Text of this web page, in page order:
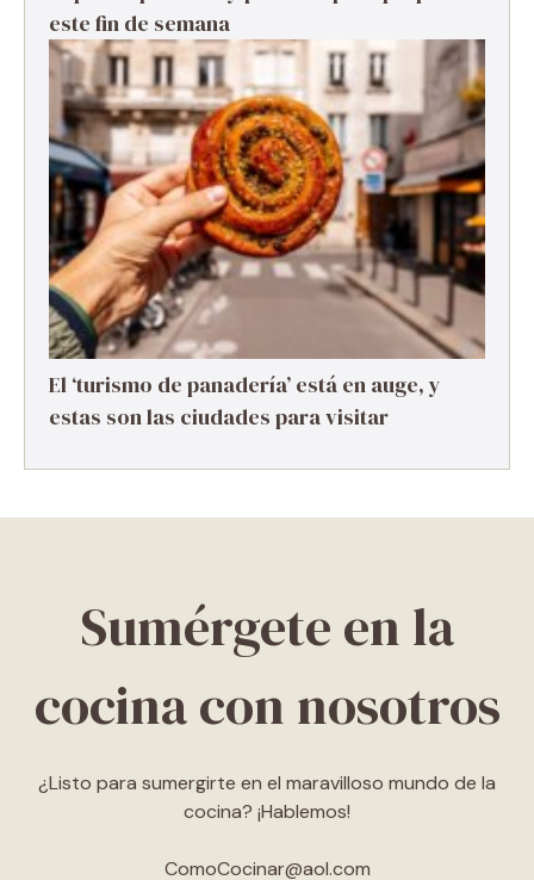
este fin de semana
El ‘turismo de panadería’ está en auge, y
estas son las ciudades para visitar
Sumérgete en la
cocina con nosotros
¿Listo para sumergirte en el maravilloso mundo de la
cocina? ¡Hablemos!
ComoCocinar@aol.com